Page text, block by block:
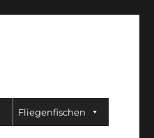
Fliegenfischen